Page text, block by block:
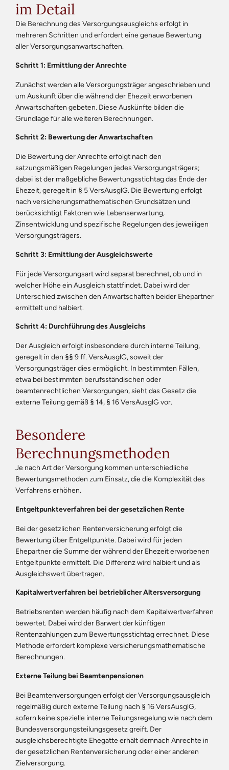
im Detail
Die Berechnung des Versorgungsausgleichs erfolgt in
mehreren Schritten und erfordert eine genaue Bewertung
aller Versorgungsanwartschaften.
Schritt 1: Ermittlung der Anrechte
Zunächst werden alle Versorgungsträger angeschrieben und
um Auskunft über die während der Ehezeit erworbenen
Anwartschaften gebeten. Diese Auskünfte bilden die
Grundlage für alle weiteren Berechnungen.
Schritt 2: Bewertung der Anwartschaften
Die Bewertung der Anrechte erfolgt nach den
satzungsmäßigen Regelungen jedes Versorgungsträgers;
dabei ist der maßgebliche Bewertungsstichtag das Ende der
Ehezeit, geregelt in § 5 VersAusglG. Die Bewertung erfolgt
nach versicherungsmathematischen Grundsätzen und
berücksichtigt Faktoren wie Lebenserwartung,
Zinsentwicklung und spezifische Regelungen des jeweiligen
Versorgungsträgers.
Schritt 3: Ermittlung der Ausgleichswerte
Für jede Versorgungsart wird separat berechnet, ob und in
welcher Höhe ein Ausgleich stattfindet. Dabei wird der
Unterschied zwischen den Anwartschaften beider Ehepartner
ermittelt und halbiert.
Schritt 4: Durchführung des Ausgleichs
Der Ausgleich erfolgt insbesondere durch interne Teilung,
geregelt in den §§ 9 ff. VersAusglG, soweit der
Versorgungsträger dies ermöglicht. In bestimmten Fällen,
etwa bei bestimmten berufsständischen oder
beamtenrechtlichen Versorgungen, sieht das Gesetz die
externe Teilung gemäß § 14, § 16 VersAusglG vor.
Besondere
Berechnungsmethoden
Je nach Art der Versorgung kommen unterschiedliche
Bewertungsmethoden zum Einsatz, die die Komplexität des
Verfahrens erhöhen.
Entgeltpunkteverfahren bei der gesetzlichen Rente
Bei der gesetzlichen Rentenversicherung erfolgt die
Bewertung über Entgeltpunkte. Dabei wird für jeden
Ehepartner die Summe der während der Ehezeit erworbenen
Entgeltpunkte ermittelt. Die Differenz wird halbiert und als
Ausgleichswert übertragen.
Kapitalwertverfahren bei betrieblicher Altersversorgung
Betriebsrenten werden häufig nach dem Kapitalwertverfahren
bewertet. Dabei wird der Barwert der künftigen
Rentenzahlungen zum Bewertungsstichtag errechnet. Diese
Methode erfordert komplexe versicherungsmathematische
Berechnungen.
Externe Teilung bei Beamtenpensionen
Bei Beamtenversorgungen erfolgt der Versorgungsausgleich
regelmäßig durch externe Teilung nach § 16 VersAusglG,
sofern keine spezielle interne Teilungsregelung wie nach dem
Bundesversorgungsteilungsgesetz greift. Der
ausgleichsberechtigte Ehegatte erhält demnach Anrechte in
der gesetzlichen Rentenversicherung oder einer anderen
Zielversorgung.